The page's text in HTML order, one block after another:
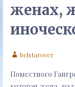
женах,
belstarover
Поместного